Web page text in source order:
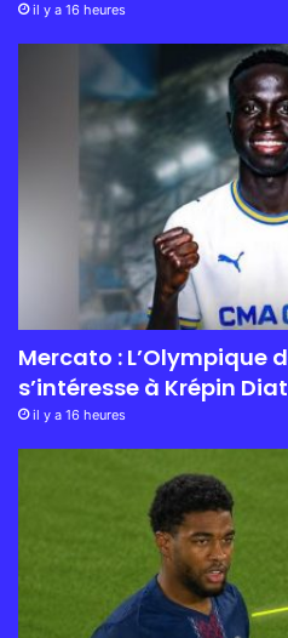
il y a 16 heures
Mercato : L’Olympique
s’intéresse à Krépin
il y a 16 heures